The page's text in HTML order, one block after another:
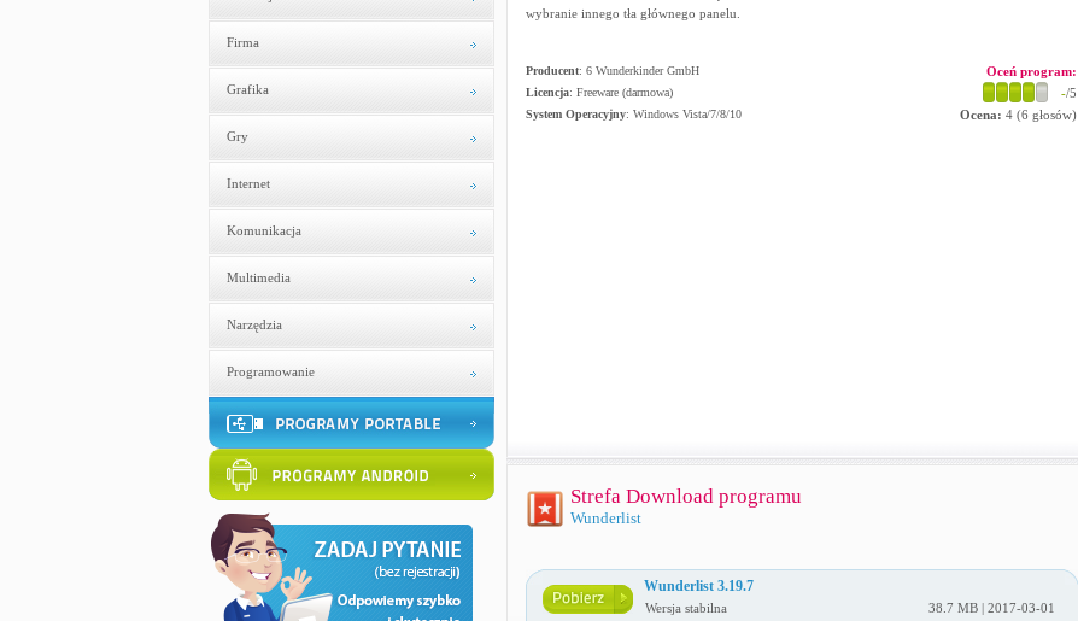
Firma
Grafika
Gry
Internet
Komunikacja
Multimedia
Narzędzia
Programowanie
wybranie innego tła głównego panelu.
Producent: 6 Wunderkinder GmbH
Licencja: Freeware (darmowa)
System Operacyjny: Windows Vista/7/8/10
Oceń program:
-/5
Ocena: 4(6 głosów)
Strefa Download programu
Wunderlist
Wunderlist 3.19.7
Wersja stabilna 38.7 MB | 2017-03-01